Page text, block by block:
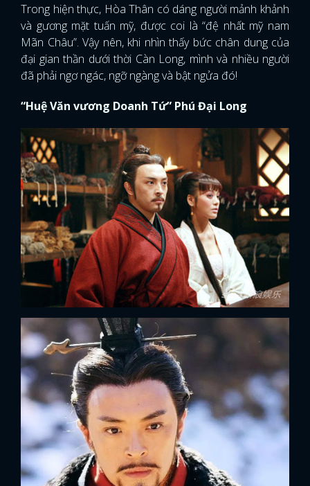
Trong hiện thực, Hòa Thân có dáng người mảnh khảnh
và gương mặt tuấn mỹ, được coi là “đệ nhất mỹ nam
Mãn Châu”. Vậy nên, khi nhìn thấy bức chân dung của
đại gian thần dưới thời Càn Long, mình và nhiều người
đã phải ngơ ngác, ngỡ ngàng và bật ngửa đó!
“Huệ Văn vương Doanh Tứ” Phú Đại Long